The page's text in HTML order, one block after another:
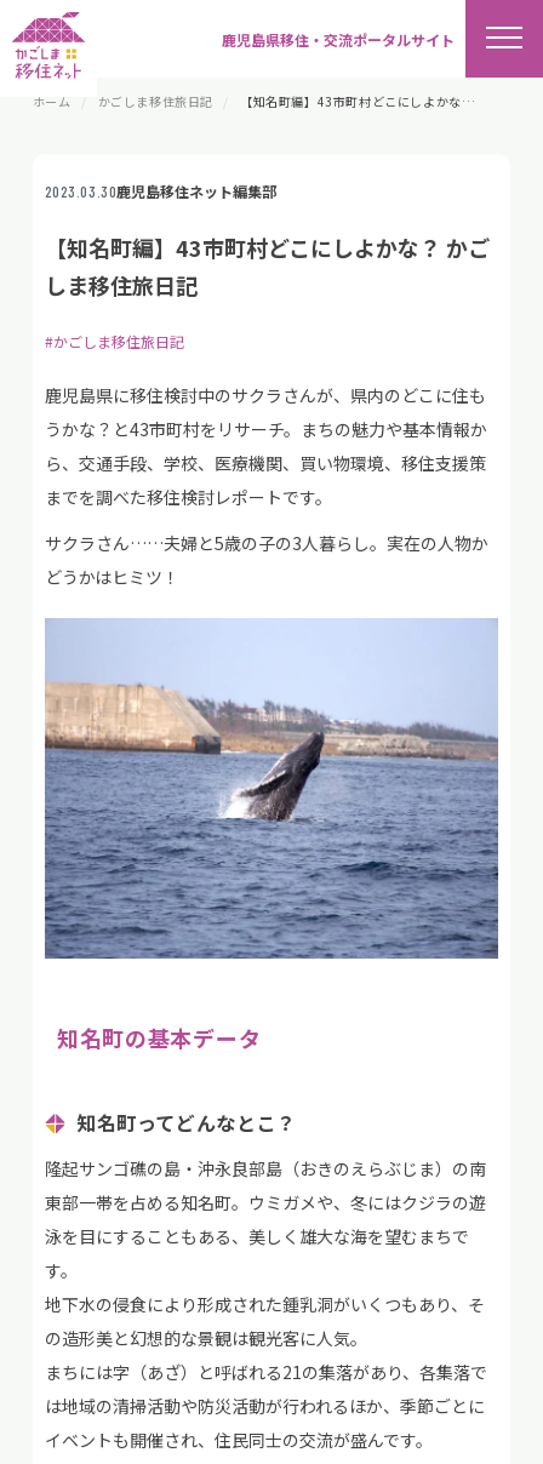
鹿児島県移住・交流ポータルサイト
ホーム かごしま移住旅日記 【知名町編】43市町村どこにしよかな？ かごしま移住旅日記
2023.03.30鹿児島移住ネット編集部
【知名町編】43市町村どこにしよかな？ かご
しま移住旅日記
#かごしま移住旅日記
鹿児島県に移住検討中のサクラさんが、県内のどこに住も
うかな？と43市町村をリサーチ。まちの魅力や基本情報か
ら、交通手段、学校、医療機関、買い物環境、移住支援策
までを調べた移住検討レポートです。
サクラさん……夫婦と5歳の子の3人暮らし。実在の人物か
どうかはヒミツ！
知名町の基本データ
知名町ってどんなとこ？
隆起サンゴ礁の島・沖永良部島（おきのえらぶじま）の南
東部一帯を占める知名町。ウミガメや、冬にはクジラの遊
泳を目にすることもある、美しく雄大な海を望むまちで
す。
地下水の侵食により形成された鍾乳洞がいくつもあり、そ
の造形美と幻想的な景観は観光客に人気。
まちには字（あざ）と呼ばれる21の集落があり、各集落で
は地域の清掃活動や防災活動が行われるほか、季節ごとに
イベントも開催され、住民同士の交流が盛んです。